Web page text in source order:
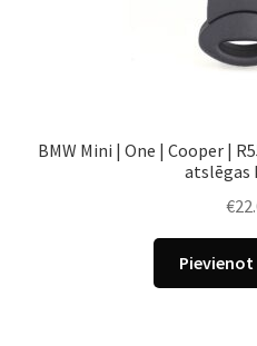
BMW Mini | One | Cooper |
atslēgas
€